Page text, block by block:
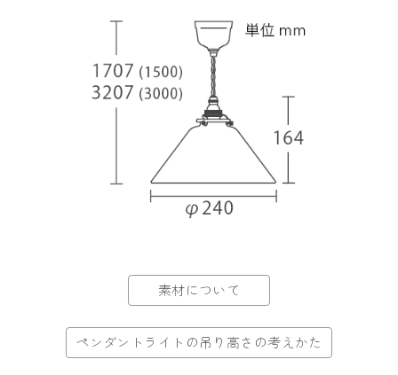
素材について
ペンダントライトの吊り高さの考えかた